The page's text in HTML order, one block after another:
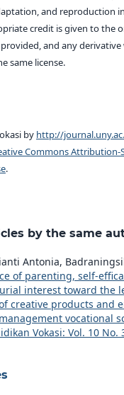
and reproduction
credit is given to the
and any derivative
same license.
by http://
Commons Attribution-
.
by the same
Antonia,
of parenting, self-
interest toward the
creative products and
vocational
Vokasi: Vol. 10 No.